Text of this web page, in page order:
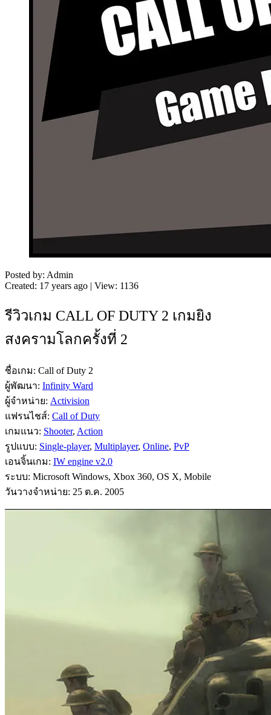
Posted by: Admin
Created: 17 years ago | View: 1136
รีวิวเกม CALL OF DUTY 2 เกมยิง
สงครามโลกครั้งที่ 2
ชื่อเกม: Call of Duty 2
ผู้พัฒนา: Infinity Ward
ผู้จำหน่าย: Activision
แฟรนไชส์: Call of Duty
เกมแนว: Shooter, Action
รูปแบบ: Single-player, Multiplayer, Online, PvP
เอนจิ้นเกม: IW engine v2.0
ระบบ: Microsoft Windows, Xbox 360, OS X, Mobile
วันวางจำหน่าย: 25 ต.ค. 2005